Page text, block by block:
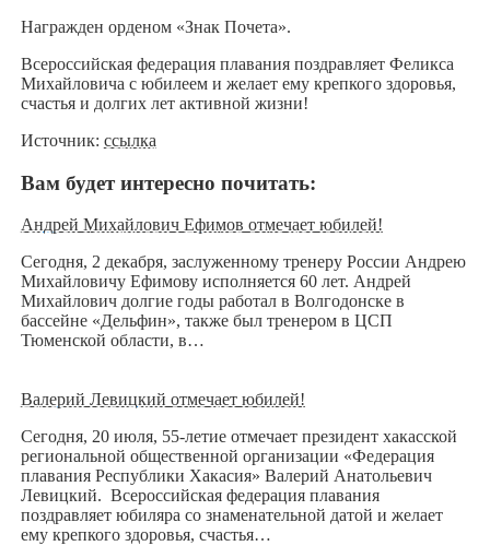
Награжден орденом «Знак Почета».
Всероссийская федерация плавания поздравляет Феликса
Михайловича с юбилеем и желает ему крепкого здоровья,
счастья и долгих лет активной жизни!
Источник: ссылка
Вам будет интересно почитать:
Андрей Михайлович Ефимов отмечает юбилей!
Сегодня, 2 декабря, заслуженному тренеру России Андрею
Михайловичу Ефимову исполняется 60 лет. Андрей
Михайлович долгие годы работал в Волгодонске в
бассейне «Дельфин», также был тренером в ЦСП
Тюменской области, в…
Валерий Левицкий отмечает юбилей!
Сегодня, 20 июля, 55-летие отмечает президент хакасской
региональной общественной организации «Федерация
плавания Республики Хакасия» Валерий Анатольевич
Левицкий. Всероссийская федерация плавания
поздравляет юбиляра со знаменательной датой и желает
ему крепкого здоровья, счастья…